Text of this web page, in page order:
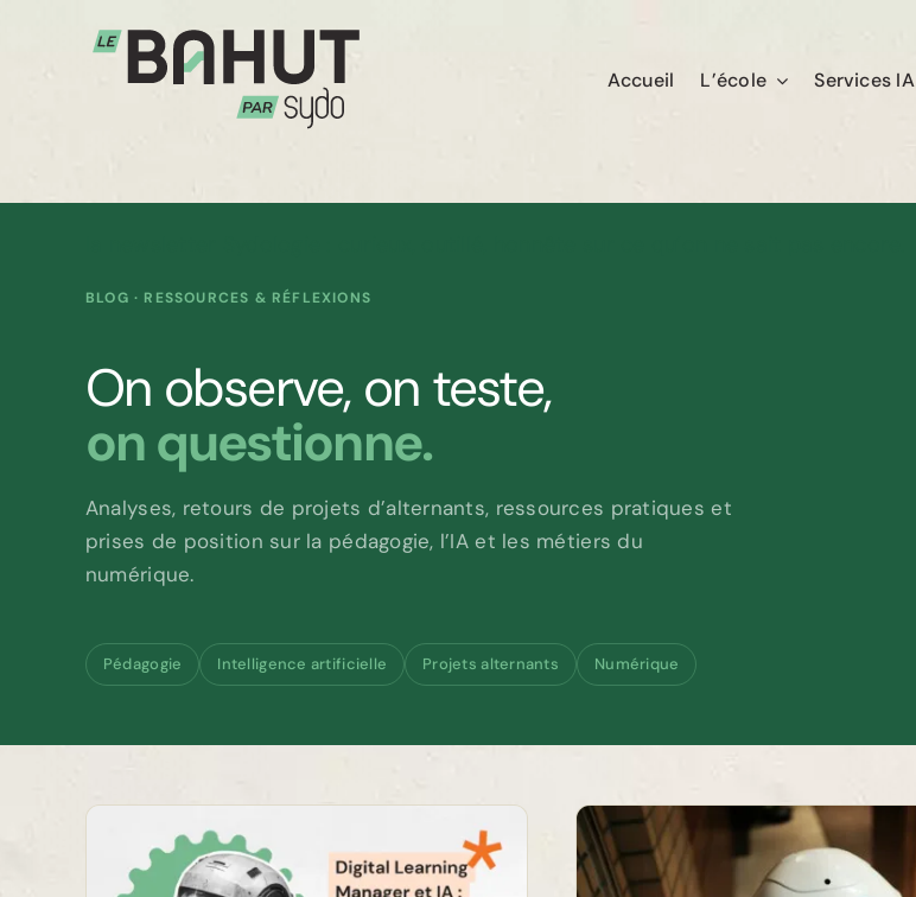
Accueil L’école Services IA
BLOG · RESSOURCES & RÉFLEXIONS
On observe, on teste,
on questionne.
Analyses, retours de projets d’alternants, ressources pratiques et
prises de position sur la pédagogie, l’IA et les métiers du
numérique.
Pédagogie Intelligence artificielle Projets alternants Numérique